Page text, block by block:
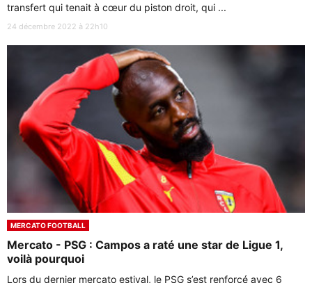
transfert qui tenait à cœur du piston droit, qui ...
24 décembre 2022 à 22h10
MERCATO FOOTBALL
Mercato - PSG : Campos a raté une star de Ligue 1,
voilà pourquoi
Lors du dernier mercato estival, le PSG s’est renforcé avec 6